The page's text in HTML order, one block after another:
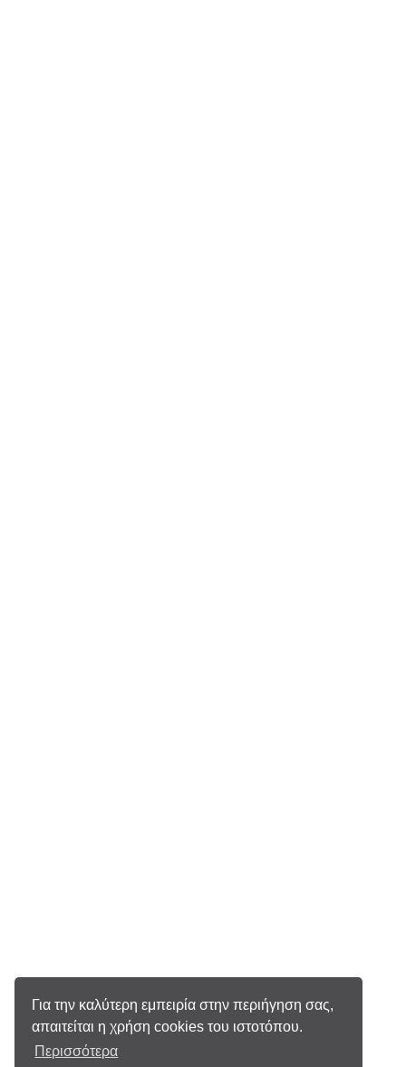
Για την καλύτερη εμπειρία στην περιήγηση σας,
απαιτείται η χρήση cookies του ιστοτόπου.
Περισσότερα